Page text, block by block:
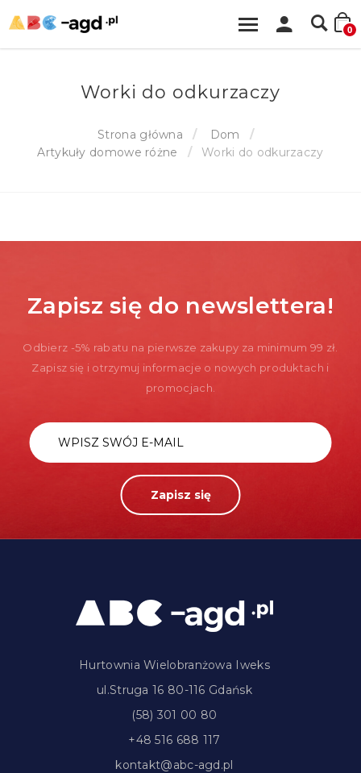
0
Worki do odkurzaczy
Strona główna
Dom
Artykuły domowe różne
Worki do odkurzaczy
Zapisz się do newslettera!
Odbierz -5% rabatu na pierwsze zakupy za minimum 99 zł.
Zapisz się i otrzymuj informacje o nowych produktach i
promocjach.
Zapisz się
Hurtownia Wielobranżowa Iweks
ul.Struga 16 80-116 Gdańsk
(58) 301 00 80
+48 516 688 117
kontakt@abc-agd.pl